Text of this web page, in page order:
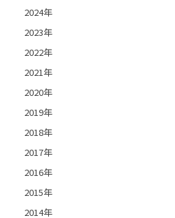
2024年
2023年
2022年
2021年
2020年
2019年
2018年
2017年
2016年
2015年
2014年